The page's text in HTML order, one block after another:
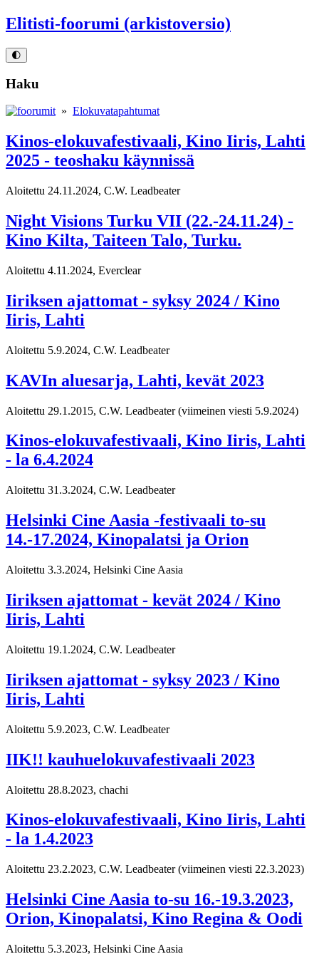
Elitisti-foorumi (arkistoversio)
🌓
Haku
» Elokuvatapahtumat
Kinos-elokuvafestivaali, Kino Iiris, Lahti
2025 - teoshaku käynnissä
Aloitettu 24.11.2024, C.W. Leadbeater
Night Visions Turku VII (22.-24.11.24) -
Kino Kilta, Taiteen Talo, Turku.
Aloitettu 4.11.2024, Everclear
Iiriksen ajattomat - syksy 2024 / Kino
Iiris, Lahti
Aloitettu 5.9.2024, C.W. Leadbeater
KAVIn aluesarja, Lahti, kevät 2023
Aloitettu 29.1.2015, C.W. Leadbeater (viimeinen viesti 5.9.2024)
Kinos-elokuvafestivaali, Kino Iiris, Lahti
- la 6.4.2024
Aloitettu 31.3.2024, C.W. Leadbeater
Helsinki Cine Aasia -festivaali to-su
14.-17.2024, Kinopalatsi ja Orion
Aloitettu 3.3.2024, Helsinki Cine Aasia
Iiriksen ajattomat - kevät 2024 / Kino
Iiris, Lahti
Aloitettu 19.1.2024, C.W. Leadbeater
Iiriksen ajattomat - syksy 2023 / Kino
Iiris, Lahti
Aloitettu 5.9.2023, C.W. Leadbeater
IIK!! kauhuelokuvafestivaali 2023
Aloitettu 28.8.2023, chachi
Kinos-elokuvafestivaali, Kino Iiris, Lahti
- la 1.4.2023
Aloitettu 23.2.2023, C.W. Leadbeater (viimeinen viesti 22.3.2023)
Helsinki Cine Aasia to-su 16.-19.3.2023,
Orion, Kinopalatsi, Kino Regina & Oodi
Aloitettu 5.3.2023, Helsinki Cine Aasia